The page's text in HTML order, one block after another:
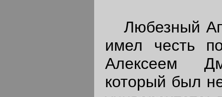
Любезный
имел честь
Алексеем
который был